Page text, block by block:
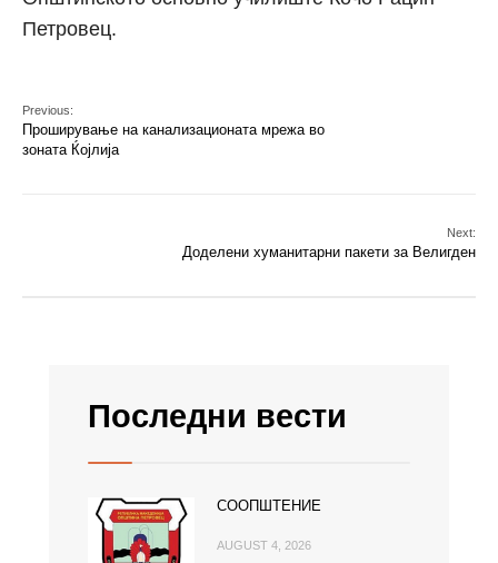
Петровец.
Previous:
Проширување на канализационата мрежа во
зоната Ќојлија
Next:
Доделени хуманитарни пакети за Велигден
Последни вести
СООПШТЕНИЕ
AUGUST 4, 2026